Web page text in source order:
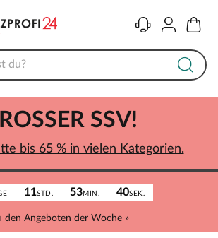
KontaktKonto
11STD. 53MIN. 40SEK.
den Angeboten der Woche »
SSV!
bis 65 % in vielen Kategorien.